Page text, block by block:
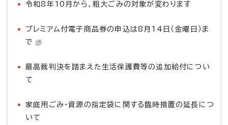
令和8年10月から、粗大ごみの対象が変わります
プレミアム付電子商品券の申込は8月14日（金曜日）ま
で
最高裁判決を踏まえた生活保護費等の追加給付につい
て
家庭用ごみ・資源の指定袋に関する臨時措置の延長につ
いて